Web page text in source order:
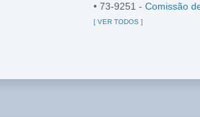
• 73-9251 - Comissão
[ VER TODOS ]